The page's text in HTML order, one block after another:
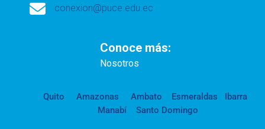
 conexion@puce.edu.ec
Conoce más:
Nosotros
Quito Amazonas Ambato Esmeraldas
Ibarra
Manabí
Santo Domingo